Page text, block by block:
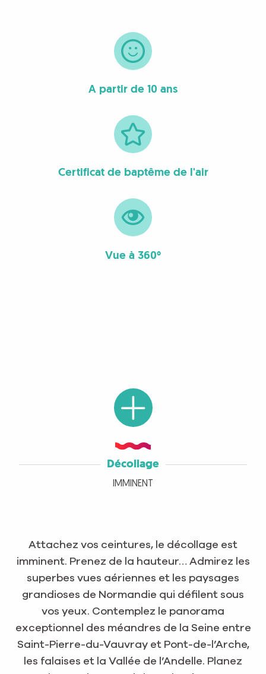
A partir de 10 ans
Certificat de baptême de l'air
Vue à 360°
Décollage
IMMINENT
Attachez vos ceintures, le décollage est
imminent. Prenez de la hauteur… Admirez les
superbes vues aériennes et les paysages
grandioses de Normandie qui défilent sous
vos yeux. Contemplez le panorama
exceptionnel des méandres de la Seine entre
Saint-Pierre-du-Vauvray et Pont-de-l’Arche,
les falaises et la Vallée de l’Andelle. Planez